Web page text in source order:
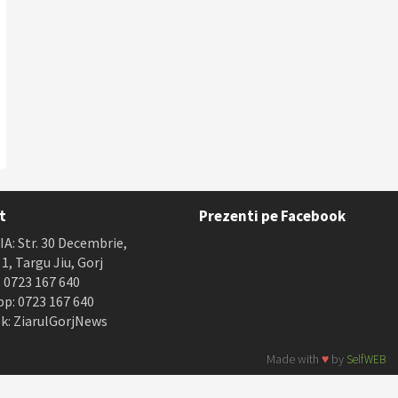
Str. 30 Decembrie,
Targu Jiu, Gorj
167 640
0723 167 640
ZiarulGorjNews
Prezenti pe Facebook
Made with ♥ by SelfWEB